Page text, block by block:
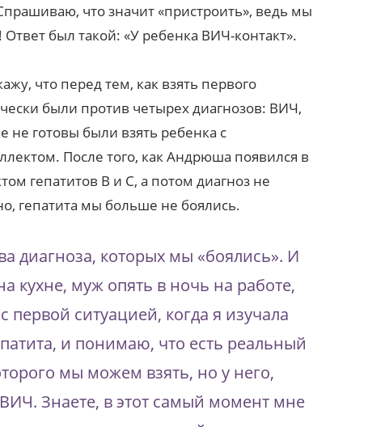
что значит «пристроить», ведь мы
был такой: «У ребенка ВИЧ-контакт».
что перед тем, как взять первого
были против четырех диагнозов: ВИЧ,
не готовы были взять ребенка с
После того, как Андрюша появился в
гепатитов В и С, а потом диагноз не
гепатита мы больше не боялись.
диагноза, которых мы «боялись». И
кухне, муж опять в ночь на работе,
первой ситуацией, когда я изучала
и понимаю, что есть реальный
мы можем взять, но у него,
Знаете, в этот самый момент мне